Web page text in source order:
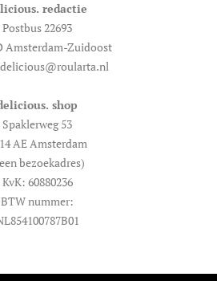
redactie
Postbus 22693
Amsterdam-Zuidoost
shop
Spaklerweg 53
AE Amsterdam
bezoekadres)
KvK: 60880236
BTW nummer: